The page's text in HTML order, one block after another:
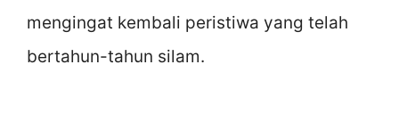
mengingat kembali peristiwa yang telah
bertahun-tahun silam.